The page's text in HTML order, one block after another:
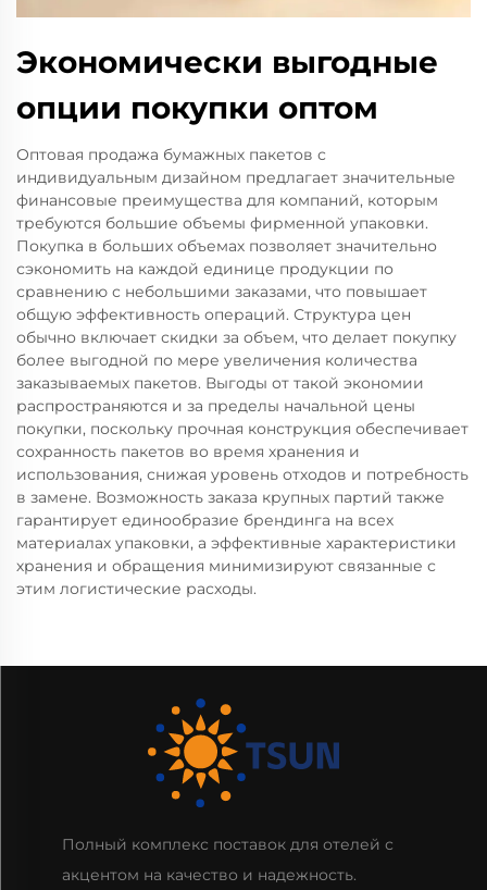
Экономически выгодные
опции покупки оптом
Оптовая продажа бумажных пакетов с
индивидуальным дизайном предлагает значительные
финансовые преимущества для компаний, которым
требуются большие объемы фирменной упаковки.
Покупка в больших объемах позволяет значительно
сэкономить на каждой единице продукции по
сравнению с небольшими заказами, что повышает
общую эффективность операций. Структура цен
обычно включает скидки за объем, что делает покупку
более выгодной по мере увеличения количества
заказываемых пакетов. Выгоды от такой экономии
распространяются и за пределы начальной цены
покупки, поскольку прочная конструкция обеспечивает
сохранность пакетов во время хранения и
использования, снижая уровень отходов и потребность
в замене. Возможность заказа крупных партий также
гарантирует единообразие брендинга на всех
материалах упаковки, а эффективные характеристики
хранения и обращения минимизируют связанные с
этим логистические расходы.
Полный комплекс поставок для отелей с
акцентом на качество и надежность.